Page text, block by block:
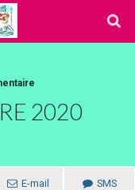
2020
E-mail SMS